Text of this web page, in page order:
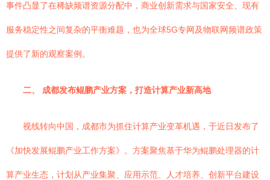
事件凸显了在稀缺频谱资源分配中，商业创新需求与国家安全、现有
服务稳定性之间复杂的平衡难题，也为全球5G专网及物联网频谱政策
提供了新的观察案例。
二、 成都发布鲲鹏产业方案，打造计算产业新高地
视线转向中国，成都市为抓住计算产业变革机遇，于近日发布了
《加快发展鲲鹏产业工作方案》。方案聚焦基于华为鲲鹏处理器的计
算产业生态，计划从产业集聚、应用示范、人才培养、创新平台建设